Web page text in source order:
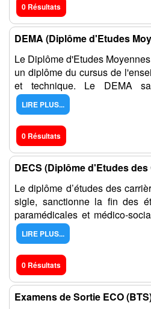
0 Résultats
DEMA (Diplôme d'Etudes
Le Diplôme d'Etudes
un diplôme du cursus de
et technique. Le DEMA
LIRE PLUS...
0 Résultats
DECS (Diplôme d'Etudes
Le diplôme d’études des
sigle, sanctionne la fin des
paramédicales et médico-
LIRE PLUS...
0 Résultats
Examens de Sortie ECO